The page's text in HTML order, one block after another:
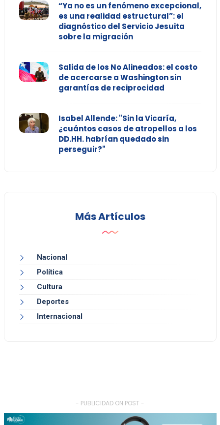
“Ya no es un fenómeno excepcional,
es una realidad estructural”: el
diagnóstico del Servicio Jesuita
sobre la migración
Salida de los No Alineados: el costo
de acercarse a Washington sin
garantías de reciprocidad
Isabel Allende: "Sin la Vicaría,
¿cuántos casos de atropellos a los
DD.HH. habrían quedado sin
perseguir?"
Más Artículos
Nacional
Política
Cultura
Deportes
Internacional
- PUBLICIDAD ON POST -